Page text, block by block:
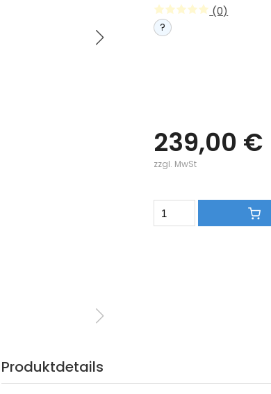
(0)
?
239,00 €
zzgl. MwSt
Produktdetails